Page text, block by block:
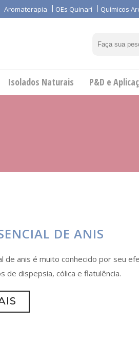
Aromaterapia OEs Quinarí Químicos
Isolados Naturais P&D e
DE ANIS
de anis é muito conhecido por seu
de dispepsia, cólica e flatulência.